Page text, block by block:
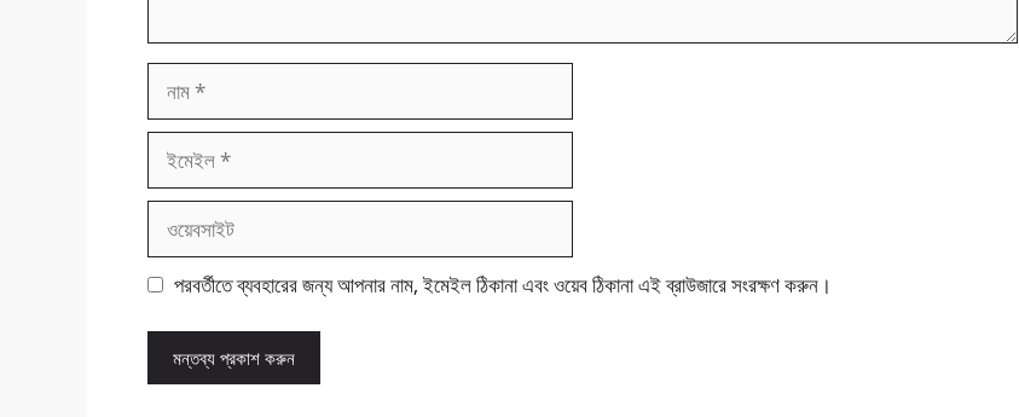
ইমেইল
পরবর্তীতে ব্যবহারের জন্য আপনার নাম, ইমেইল ঠিকানা এবং ওয়েব ঠিকানা এই ব্রাউজারে সংরক্ষণ করুন।